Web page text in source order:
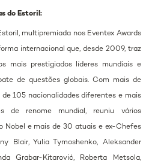
do Estoril:
multipremiada nos Eventex Awards
internacional que, desde 2009, traz
mais prestigiados líderes mundiais e
de questões globais. Com mais de
105 nacionalidades diferentes e mais
de renome mundial, reuniu vários
Nobel e mais de 30 atuais e ex-Chefes
Blair, Yulia Tymoshenko, Aleksander
Grabar-Kitarović, Roberta Metsola,